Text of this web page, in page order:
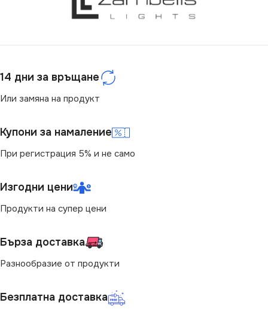
МАРКА KANLUX
14 дни за връщане
Или замяна на продукт
Купони за намаление
При регистрация 5% и не само
Изгодни цени
Продукти на супер цени
Бърза доставка
Разнообразие от продукти
Безплатна доставка